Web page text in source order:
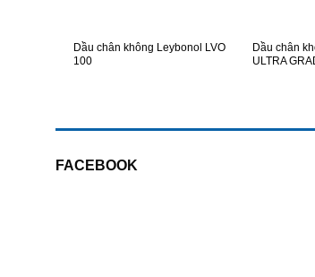
Dầu chân không Leybonol LVO
100
Dầu chân
ULTRA
FACEBOOK